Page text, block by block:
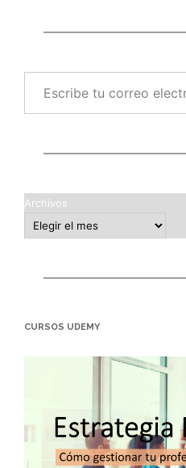
Escribe tu correo electrónico…
Archivos
CURSOS UDEMY